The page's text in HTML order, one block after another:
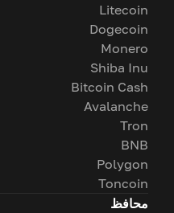
Litecoin
Dogecoin
Monero
Shiba Inu
Bitcoin Cash
Avalanche
Tron
BNB
Polygon
Toncoin
محافظ